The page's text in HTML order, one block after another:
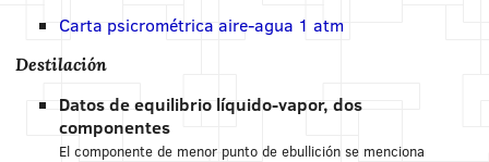
Carta psicrométrica aire-agua 1 atm
Destilación
Datos de equilibrio líquido-vapor, dos
componentes
El componente de menor punto de ebullición se menciona